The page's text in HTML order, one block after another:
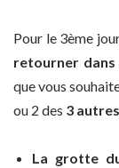
Pour le 3ème
retourner
que vous
ou 2 des 3
La grotte